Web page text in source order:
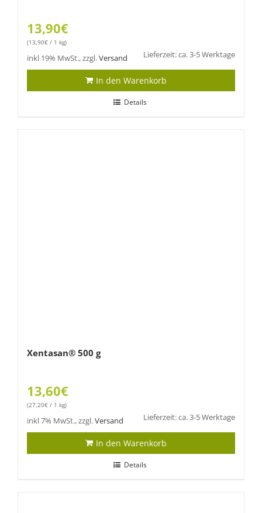
13,90€
(13,90€ / 1 kg)
inkl 19% MwSt., zzgl.Versand Lieferzeit: ca. 3-5 Werktage
In den Warenkorb
Details
Xentasan® 500 g
13,60€
(27,20€ / 1 kg)
inkl 7% MwSt., zzgl.Versand Lieferzeit: ca. 3-5 Werktage
In den Warenkorb
Details